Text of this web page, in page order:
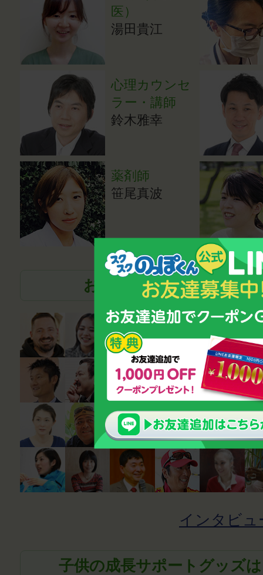
医）
湯田貴江
心理カウンセ
ラー・講師
鈴木雅幸
薬剤師
笹尾真波
お話を伺った各界の著名
インタビュ
子供の成長サポートグッズ